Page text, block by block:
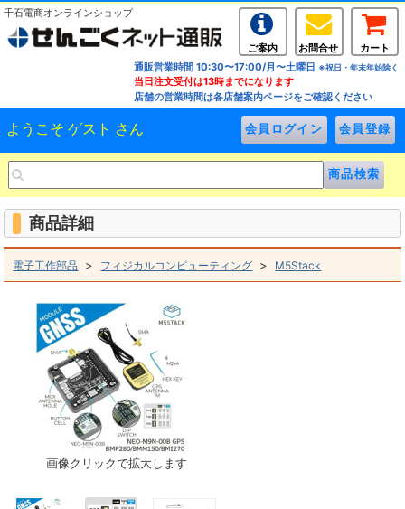
千石電商オンラインショップ
ご案内 お問合せ
カート
通販営業時間 10:30〜17:00/月〜土曜日 ※祝日・年末年始除く
当日注文受付は13時までになります
店舗の営業時間は各店舗案内ページをご確認ください
ようこそ ゲスト さん
商品詳細
電子工作部品 > フィジカルコンピューティング > M5Stack
画像クリックで拡大します